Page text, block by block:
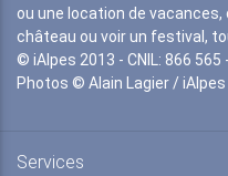
ou une location de
château ou voir un festival,
© iAlpes 2013 - CNIL: 866 565 -
Photos © Alain Lagier / iAlpes
Services